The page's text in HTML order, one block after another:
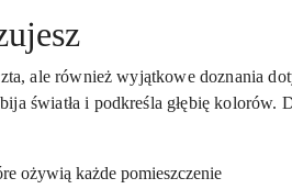
ale również wyjątkowe doznania
światła i podkreśla głębię
ożywią każde pomieszczenie